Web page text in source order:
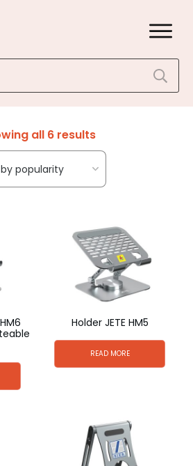
all 6 results
Holder JETE HM5
READ MORE